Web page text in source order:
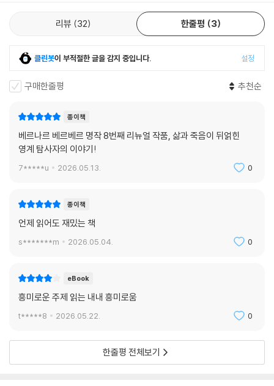
리뷰 32 한줄평 3
클린봇이 부적절한 글을 감지 중입니다. 설정
구매한줄평 추천순
종이책
베르나르 베르베르 명작 8번째 리뉴얼 작품, 삶과 죽음이 뒤얽힌
영계 탐사자의 이야기!
7*****u 2026.05.13. 0
종이책
언제 읽어도 재밌는 책
s*******m 2026.05.04. 0
eBook
흥미로운 주제 읽는 내내 흥미로움
t*****8 2026.05.22. 0
한줄평 전체보기